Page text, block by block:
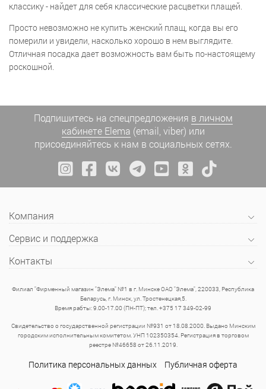
классику - найдет для себя классические расцветки плащей.
Просто невозможно не купить женский плащ, когда вы его
померили и увидели, насколько хорошо в нем выглядите.
Отличная посадка дает возможность вам быть по-настоящему
роскошной.
Подпишитесь на спецпредложения в личном
кабинете Elema (email, viber) или
присоединяйтесь к нам в социальных сетях.
Компания
Сервис и поддержка
Контакты
Филиал "Фирменный магазин "Элема" №1 в г. Минске ОАО "Элема", 220033, Республика
Беларусь, г. Минск, ул. Тростенецкая,5.
Время рабты: 9.00-17.00 (ПН-ПТ); тел. +375 17 349-02-99
Свидетельство о государственной регистрации №931 от 18.08.2000. Выдано Минским
городским исполнительным комитетом. УНП 102350354. Регистрация в торговом
реестре №46658 от 26.11.2019.
Политика персональных данных Публичная оферта